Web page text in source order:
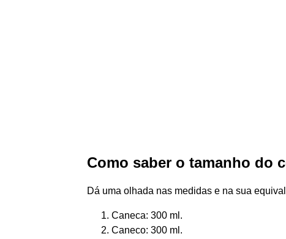
Como saber o tamanho do
Dá uma olhada nas medidas e na sua
Caneca: 300 ml.
Caneco: 300 ml.